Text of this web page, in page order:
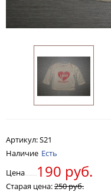
Артикул:S21
Наличие Есть
Цена
190 руб.
Старая цена:250 руб.